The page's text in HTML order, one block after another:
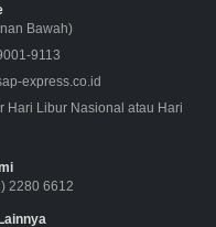
Bawah)
9113
express.co.id
Hari Libur Nasional atau Hari
2280 6612